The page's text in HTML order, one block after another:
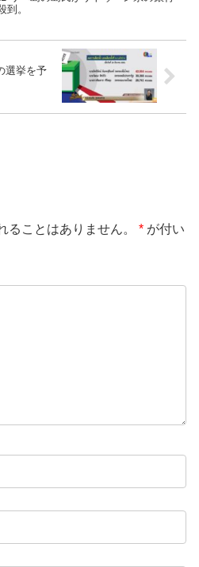
到。
選挙を予
ることはありません。 * が付い